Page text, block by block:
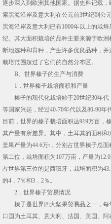
逐步深入到欧洲其他国家。据史料记载
索黑海沿岸及意大利在公元前3世纪到公
黑海沿岸及意大利已有1000年以上的栽
纪。其大面积栽培的品种主要来源于欧
断地选种和育种，产生许多优良品种，
栽培范围超过了它们的自然分布区。
B、世界榛子的生产与消费
1．世界榛子栽培面积和产量
榛子的现代化栽培始于20世纪30年代
等国家兴起，经过40-70年代以及80-90年
目前，世界的榛子栽培面积达919万亩，
其产量有所差异。其中，土耳其的面积和
坚果产量为44.6万t，分别占世界榛子总
第二位，栽培面积为107万亩，产量为
占世界第三位的是西班牙，栽培面积为
的4．7％和3．2％。
2．世界榛子贸易情况
榛子是世界四大坚果贸易品之一，每
口国为土耳其、意大利、法国、美国、